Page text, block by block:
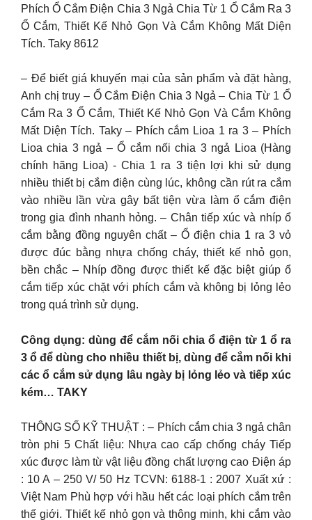
Phích Ổ Cắm Điện Chia 3 Ngả Chia Từ 1 Ổ Cắm Ra 3
Ổ Cắm, Thiết Kế Nhỏ Gọn Và Cắm Không Mất Diện
Tích. Taky 8612
– Để biết giá khuyến mại của sản phẩm và đặt hàng,
Anh chị truy – Ổ Cắm Điện Chia 3 Ngả – Chia Từ 1 Ổ
Cắm Ra 3 Ổ Cắm, Thiết Kế Nhỏ Gọn Và Cắm Không
Mất Diện Tích. Taky – Phích cắm Lioa 1 ra 3 – Phích
Lioa chia 3 ngả – Ổ cắm nối chia 3 ngả Lioa (Hàng
chính hãng Lioa) ​​​​​​- Chia 1 ra 3 tiện lợi khi sử dụng
nhiều thiết bị cắm điện cùng lúc, không cần rút ra cắm
vào nhiều lần vừa gây bất tiện vừa làm ổ cắm điện
trong gia đình nhanh hỏng. – Chân tiếp xúc và nhíp ổ
cắm bằng đồng nguyên chất – Ổ điện chia 1 ra 3 vỏ
được đúc bằng nhựa chống cháy, thiết kế nhỏ gọn,
bền chắc – Nhíp đồng được thiết kế đặc biệt giúp ổ
cắm tiếp xúc chặt với phích cắm và không bị lỏng lẻo
trong quá trình sử dụng.
Công dụng: dùng để cắm nối chia ổ điện từ 1 ổ ra
3 ổ để dùng cho nhiều thiết bị, dùng để cắm nối khi
các ổ cắm sử dụng lâu ngày bị lỏng lẻo và tiếp xúc
kém… TAKY
THÔNG SỐ KỸ THUẬT : – Phích cắm chia 3 ngả chân
tròn phi 5 Chất liệu: Nhựa cao cấp chống cháy Tiếp
xúc được làm từ vật liệu đồng chất lượng cao Điện áp
: 10 A – 250 V/ 50 Hz TCVN: 6188-1 : 2007 Xuất xứ :
Việt Nam Phù hợp với hầu hết các loại phích cắm trên
thế giới. Thiết kế nhỏ gọn và thông minh, khi cắm vào